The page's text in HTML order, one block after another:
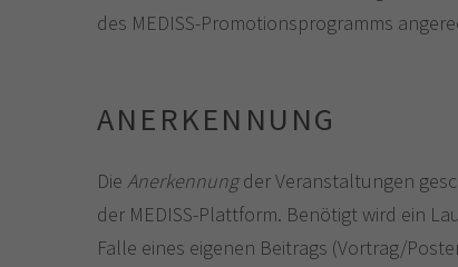
des MEDISS-Promotionsprogramms
ANERKENNUNG
Die Anerkennungder Veranstaltungen
der MEDISS-Plattform. Benötigt wird ein
Falle eines eigenen Beitrags (Vortrag/